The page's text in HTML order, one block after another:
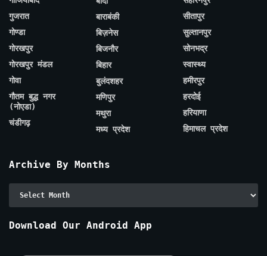
गुजरात
गोण्डा
गोरखपुर
गोरखपुर मंडल
गोवा
गौतम बुद्ध नगर
(नोएडा)
चंडीगढ़
बाराबंकी
बिज़नेस
बिजनौर
बिहार
बुलंदशहर
मणिपुर
मथुरा
मध्य प्रदेश
सीतापुर
सुल्तानपुर
सोनभद्र
स्वास्थ्य
हमीरपुर
हरदोई
हरियाणा
हिमाचल प्रदेश
Archive By Months
Download Our Android App